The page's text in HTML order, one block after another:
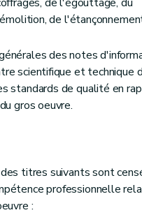
de
des notes
scientifique et technique
standards de qualité en
gros oeuvre.
titres suivants sont
professionnelle
: